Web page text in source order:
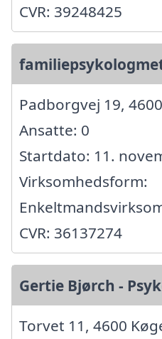
CVR: 39248425
Padborgvej 19,
Ansatte: 0
Startdato: 11.
Virksomhedsform:
CVR: 36137274
Gertie Bjørch -
Torvet 11, 4600